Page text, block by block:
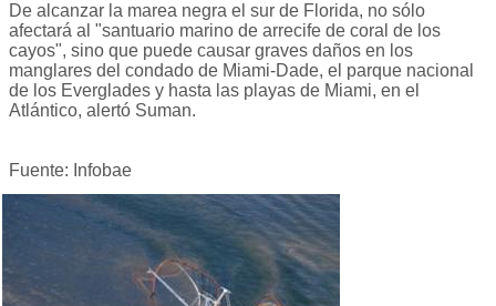
De alcanzar la marea negra el sur de Florida, no sólo
afectará al "santuario marino de arrecife de coral de los
cayos", sino que puede causar graves daños en los
manglares del condado de Miami-Dade, el parque nacional
de los Everglades y hasta las playas de Miami, en el
Atlántico, alertó Suman.
Fuente: Infobae